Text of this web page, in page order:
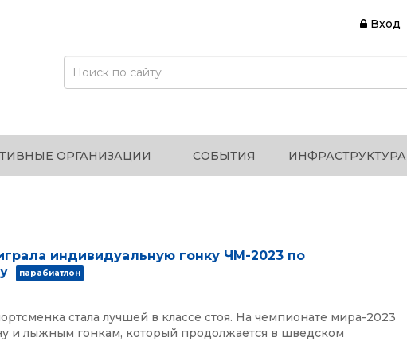
Вход
ОРГАНИЗАЦИИ СОБЫТИЯ ИНФРАСТРУКТУРА
индивидуальную гонку ЧМ-2023 по
парабиатлон
стала лучшей в классе стоя. На чемпионате мира-2023
и лыжным гонкам, который продолжается в шведском